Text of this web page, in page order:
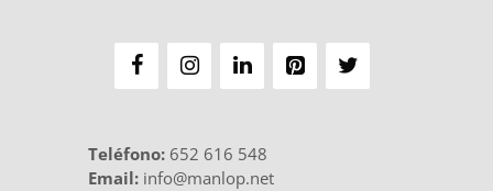
Teléfono: 652 616 548
Email: info@manlop.net